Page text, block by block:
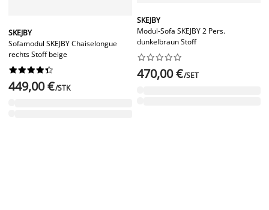
SKEJBY
Sofamodul SKEJBY Chaiselongue
rechts Stoff beige






449,00 €/STK
SKEJBY
Modul-Sofa SKEJBY 2 Pers.
dunkelbraun Stoff






470,00 €/SET